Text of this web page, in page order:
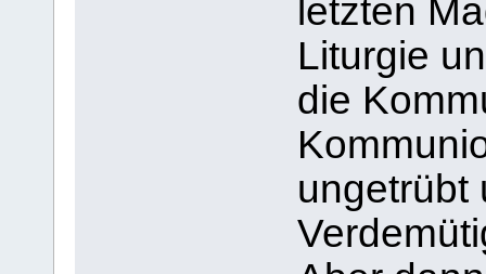
letzten
Liturgie
die
ungetrübt